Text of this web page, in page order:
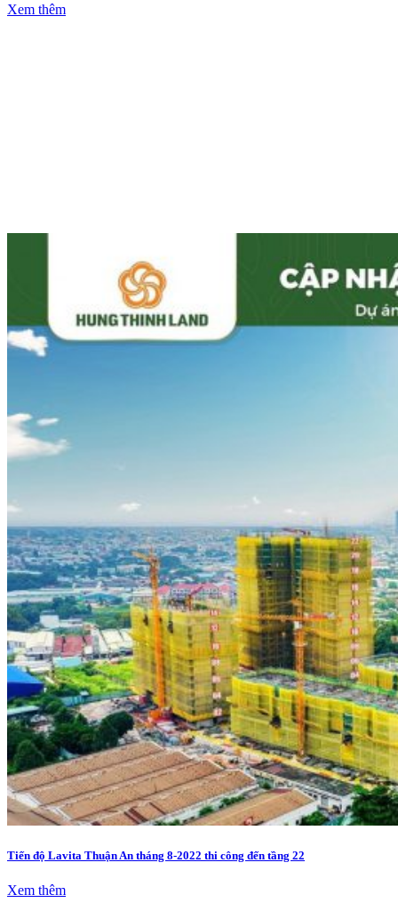
Xem thêm
Tiến độ Lavita Thuận An tháng 8-2022 thi công đến tầng 22
Xem thêm